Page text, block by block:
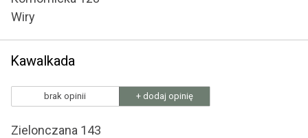
Wiry
Kawalkada
brak opinii + dodaj opinię
Zielonczana 143